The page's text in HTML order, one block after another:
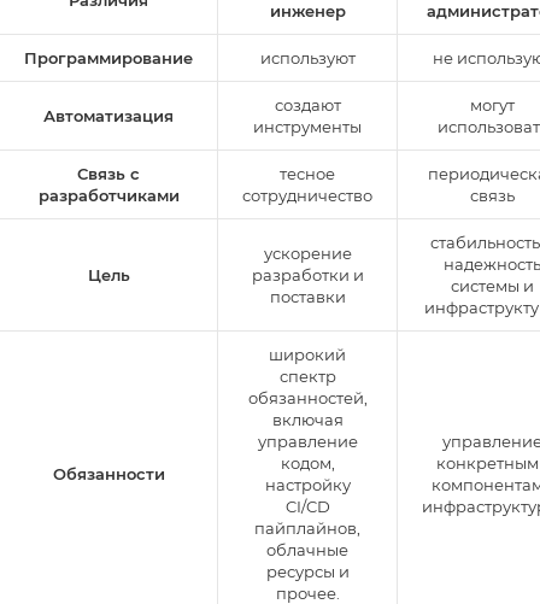
инженер
Программирование используют не
Автоматизация
создают
инструменты
могут
Связь с
разработчиками
тесное
сотрудничество
связь
Цель
ускорение
разработки и
поставки
надежность
системы и
Обязанности
широкий
спектр
обязанностей,
включая
управление
кодом,
настройку
CI/CD
пайплайнов,
облачные
ресурсы и
прочее.